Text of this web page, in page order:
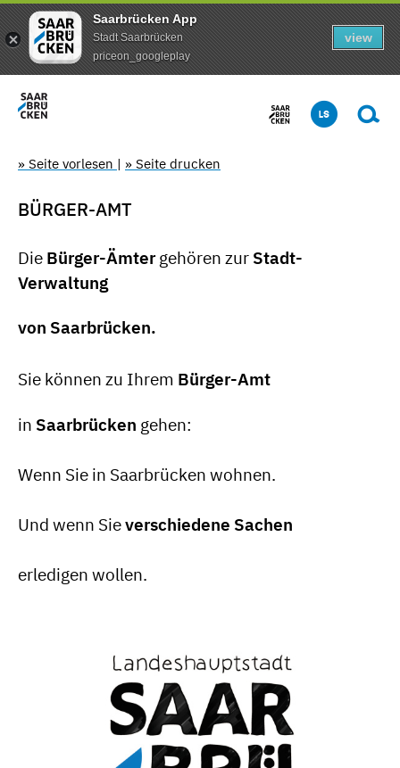
Saarbrücken App
Stadt Saarbrücken
priceon_googleplay
view
» Seite vorlesen | » Seite drucken
BÜRGER-AMT
Die Bürger-Ämtergehören zur Stadt-
Verwaltung
von Saarbrücken.
Sie können zu Ihrem Bürger-Amt
in Saarbrücken gehen:
Wenn Sie in Saarbrücken wohnen.
Und wenn Sieverschiedene Sachen
erledigen wollen.